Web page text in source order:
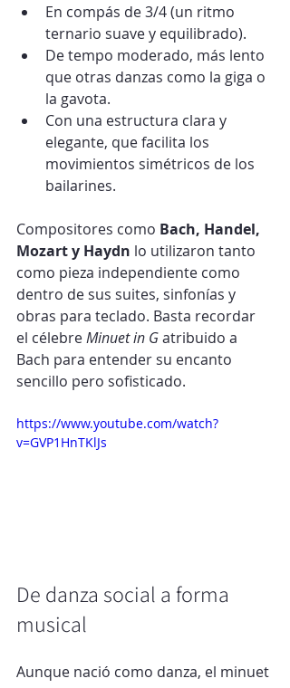
En compás de 3/4 (un ritmo
ternario suave y equilibrado).
De tempo moderado, más lento
que otras danzas como la giga o
la gavota.
Con una estructura clara y
elegante, que facilita los
movimientos simétricos de los
bailarines.
Compositores como Bach, Handel,
Mozart y Haydn lo utilizaron tanto
como pieza independiente como
dentro de sus suites, sinfonías y
obras para teclado. Basta recordar
el célebre Minuet in G atribuido a
Bach para entender su encanto
sencillo pero sofisticado.
https://www.youtube.com/watch?
v=GVP1HnTKlJs
De danza social a forma
musical
Aunque nació como danza, el minuet